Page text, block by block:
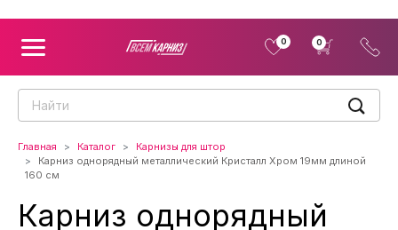
0 0
Главная Каталог
Карнизы для штор
Карниз однорядный металлический Кристалл Хром 19мм длиной
160 см
Карниз однорядный